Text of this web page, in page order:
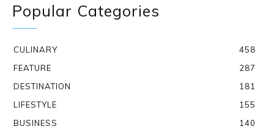
Popular Categories
CULINARY
458
FEATURE
287
DESTINATION
181
LIFESTYLE
155
BUSINESS
140